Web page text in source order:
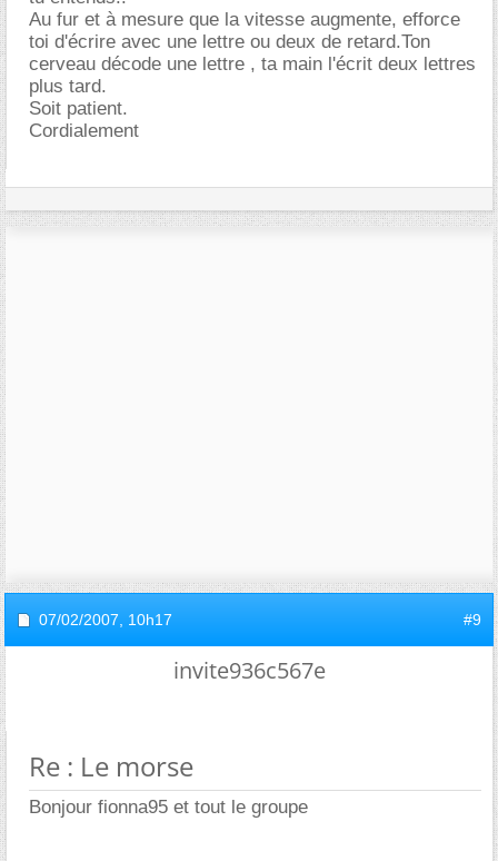
Au fur et à mesure que la vitesse augmente, efforce
toi d'écrire avec une lettre ou deux de retard.Ton
cerveau décode une lettre , ta main l'écrit deux lettres
plus tard.
Soit patient.
Cordialement
07/02/2007, 10h17 #9
invite936c567e
Re : Le morse
Bonjour fionna95 et tout le groupe